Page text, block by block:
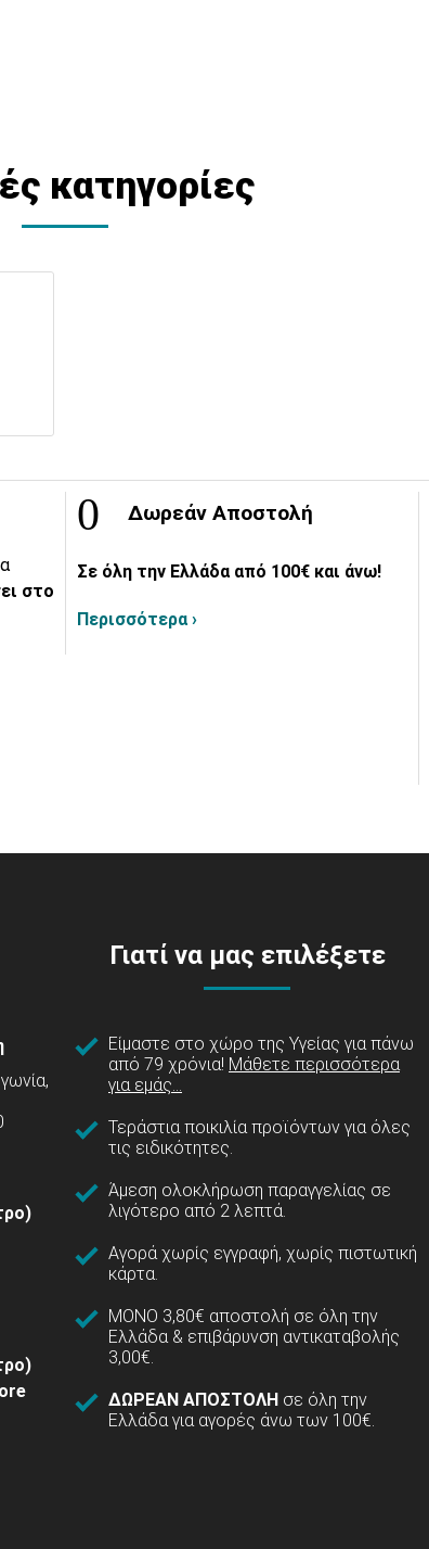
κατηγορίες
στο
Δωρεάν Αποστολή
Σε όλη την Ελλάδα από 100€ και άνω!
Περισσότερα ›
Γιατί να μας επιλέξετε
Είμαστε στο χώρο της Υγείας για πάνω
από 79 χρόνια! Μάθετε περισσότερα
για εμάς...
Τεράστια ποικιλία προϊόντων για όλες
τις ειδικότητες.
Άμεση ολοκλήρωση παραγγελίας σε
λιγότερο από 2 λεπτά.
Αγορά χωρίς εγγραφή, χωρίς πιστωτική
κάρτα.
ΜΟΝΟ 3,80€ αποστολή σε όλη την
Ελλάδα & επιβάρυνση αντικαταβολής
3,00€.
ΔΩΡΕΑΝ ΑΠΟΣΤΟΛΗ σε όλη την
Ελλάδα για αγορές άνω των 100€.